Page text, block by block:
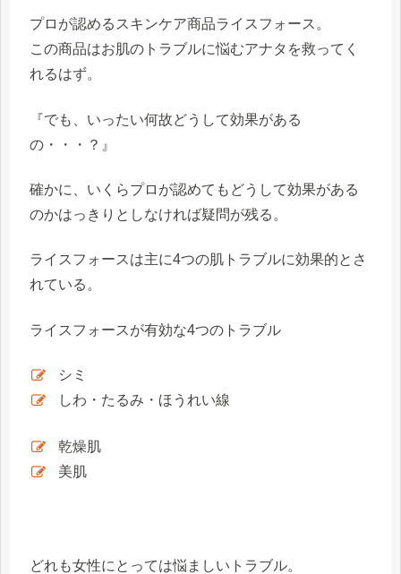
プロが認めるスキンケア商品ライスフォース。
この商品はお肌のトラブルに悩むアナタを救ってく
れるはず。
『でも、いったい何故どうして効果がある
の・・・？ 』
確かに、いくらプロが認めてもどうして効果がある
のかはっきりとしなければ疑問が残る。
ライスフォースは主に4つの肌トラブルに効果的とさ
れている。
ライスフォースが有効な4つのトラブル
シミ
しわ・たるみ・ほうれい線
乾燥肌
美肌
どれも女性にとっては悩ましいトラブル。